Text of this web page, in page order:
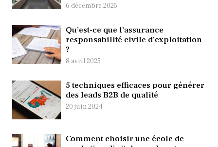
6 décembre 2025
Qu’est-ce que l’assurance
responsabilité civile d’exploitation
?
8 avril 2025
5 techniques efficaces pour générer
des leads B2B de qualité
20 juin 2024
Comment choisir une école de